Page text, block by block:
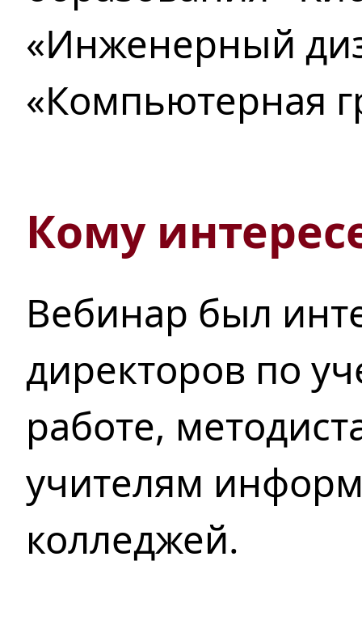
«Инженерный
«Компьютерная
Кому
Вебинар был
директоров по
работе,
учителям
колледжей.